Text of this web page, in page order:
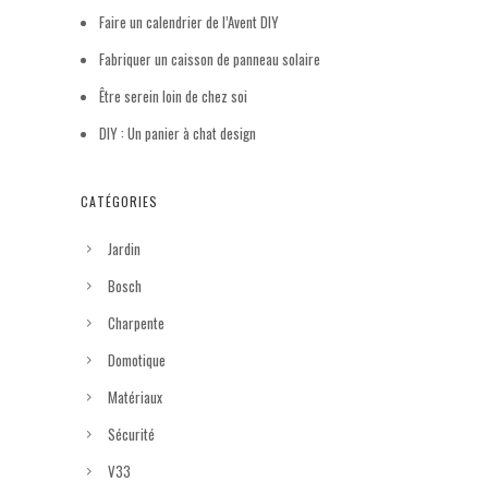
Faire un calendrier de l’Avent DIY
Fabriquer un caisson de panneau solaire
Être serein loin de chez soi
DIY : Un panier à chat design
CATÉGORIES
Jardin
Bosch
Charpente
Domotique
Matériaux
Sécurité
V33